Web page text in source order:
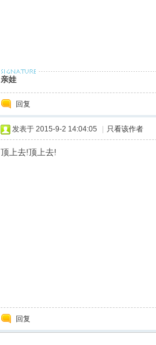
亲娃
回复
发表于 2015-9-2 14:04:05 只看该作者
顶上去!顶上去!
回复